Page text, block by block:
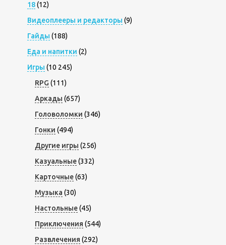
18(12)
Видеоплееры и редакторы (9)
Гайды (188)
Еда и напитки (2)
Игры (10 245)
RPG (111)
Аркады (657)
Головоломки (346)
Гонки (494)
Другие игры (256)
Казуальные(332)
Карточные(63)
Музыка (30)
Настольные(45)
Приключения (544)
Развлечения (292)